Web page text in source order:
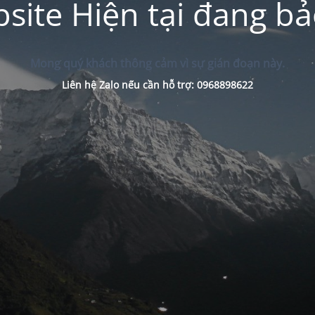
Hiện tại đang
Mong quý khách thông cảm vì sự gián đoạn này.
Liên hệ Zalo nếu cần hỗ trợ: 0968898622